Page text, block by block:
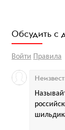
Обсудить с
Войти Правила